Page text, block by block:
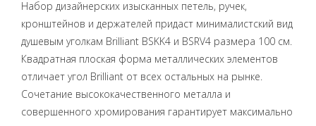
Набор дизайнерских изысканных петель, ручек,
кронштейнов и держателей придаст минималистский вид
душевым уголкам Brilliant BSKK4 и BSRV4 размера 100 см.
Квадратная плоская форма металлических элементов
отличает угол Brilliant от всех остальных на рынке.
Сочетание высококачественного металла и
совершенного хромирования гарантирует максимально